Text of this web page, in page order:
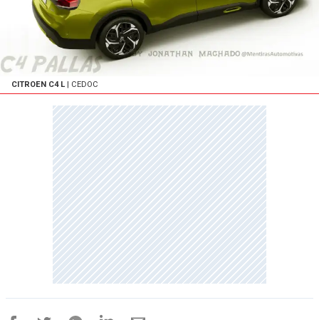
CITROEN C4 L | CEDOC